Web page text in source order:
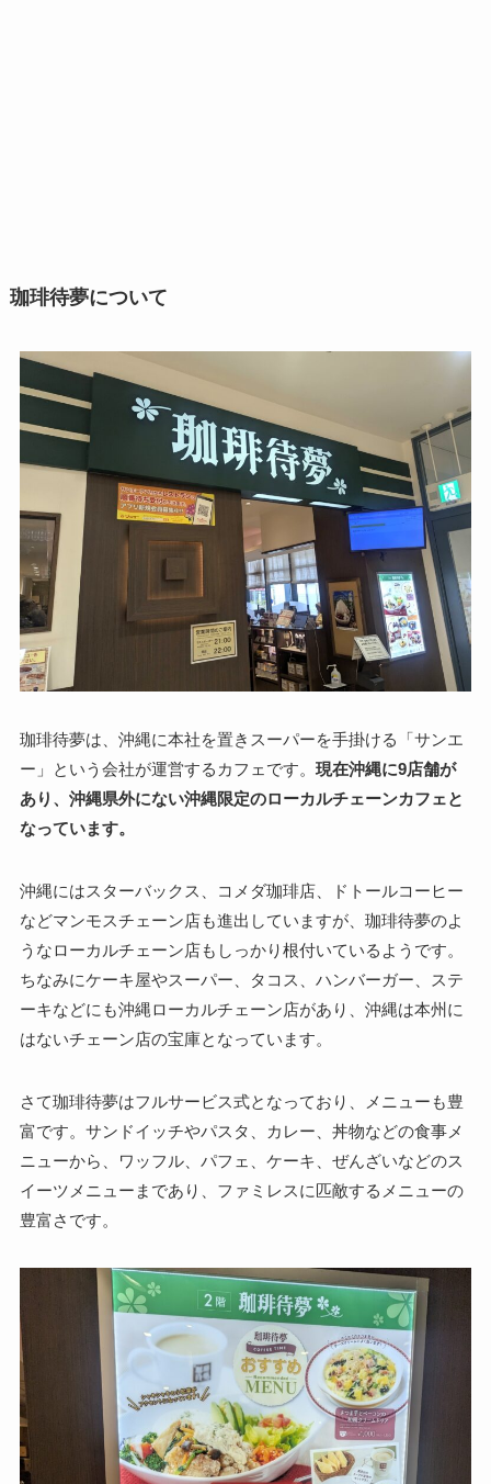
珈琲待夢について
珈琲待夢は、沖縄に本社を置きスーパーを手掛ける「サンエ
ー」という会社が運営するカフェです。 現在沖縄に9店舗が
あり、沖縄県外にない沖縄限定のローカルチェーンカフェと
なっています。
沖縄にはスターバックス、コメダ珈琲店、ドトールコーヒー
などマンモスチェーン店も進出していますが、珈琲待夢のよ
うなローカルチェーン店もしっかり根付いているようです。
ちなみにケーキ屋やスーパー、タコス、ハンバーガー、ステ
ーキなどにも沖縄ローカルチェーン店があり、沖縄は本州に
はないチェーン店の宝庫となっています。
さて珈琲待夢はフルサービス式となっており、メニューも豊
富です。サンドイッチやパスタ、カレー、丼物などの食事メ
ニューから、ワッフル、パフェ、ケーキ、ぜんざいなどのス
イーツメニューまであり、ファミレスに匹敵するメニューの
豊富さです。